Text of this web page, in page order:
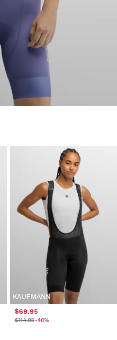
KAUFMANN
$69.95
$114.95-40%